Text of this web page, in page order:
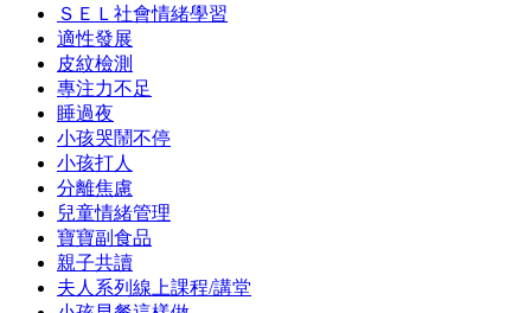
ＳＥＬ社會情緒學習
適性發展
皮紋檢測
專注力不足
睡過夜
小孩哭鬧不停
小孩打人
分離焦慮
兒童情緒管理
寶寶副食品
親子共讀
夫人系列線上課程/講堂